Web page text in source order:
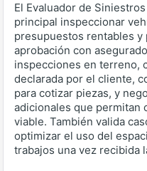
El Evaluador de
principal inspeccionar
presupuestos rentables
aprobación con
inspecciones en terreno,
declarada por el cliente,
para cotizar piezas, y
adicionales que permitan
viable. También valida
optimizar el uso del
trabajos una vez recibida